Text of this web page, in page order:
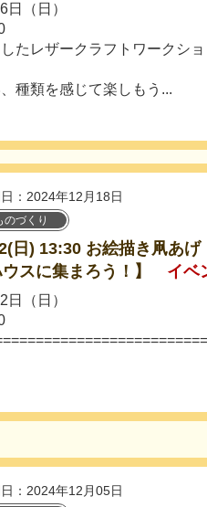
（日）
たレザークラフトワークショ
種類を感じて楽しもう...
：2024年12月18日
のづくり
日) 13:30 お絵描き凧あげ
スに集まろう！】
イベ
（日）
：2024年12月05日